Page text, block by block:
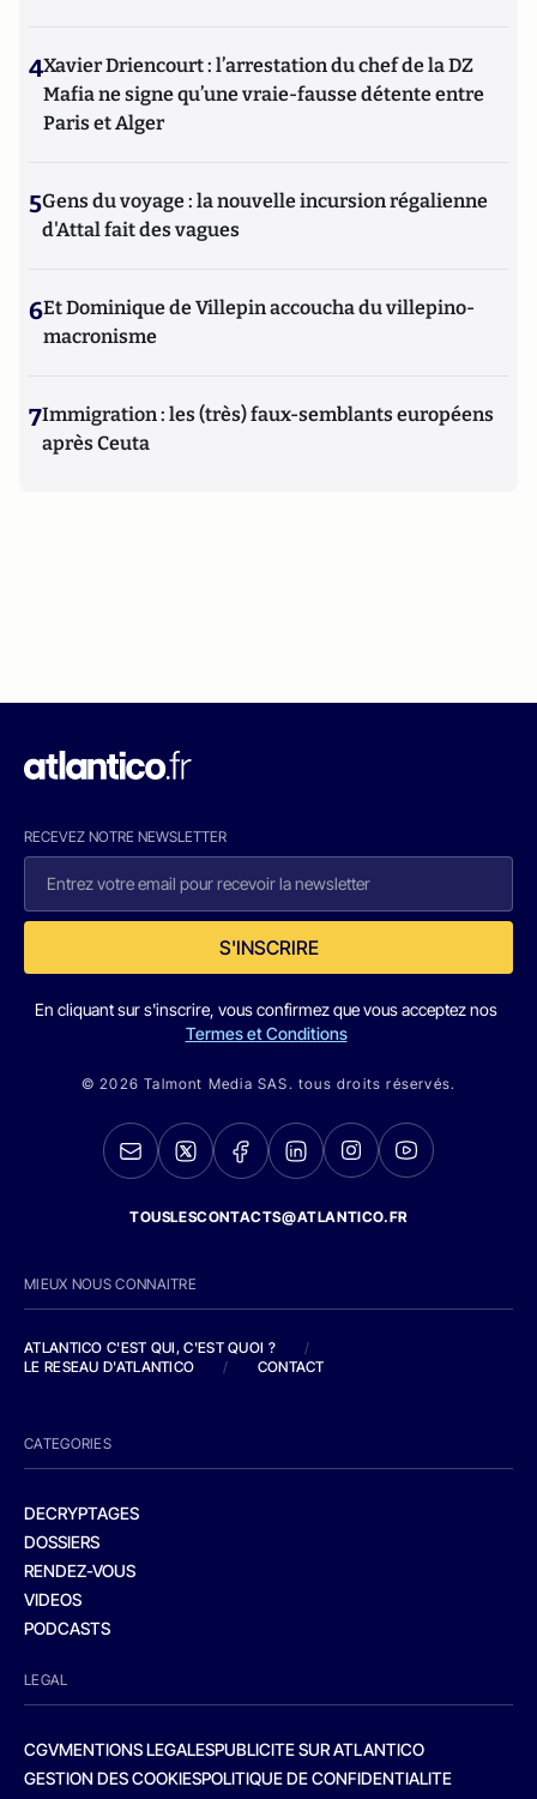
4Xavier Driencourt : l’arrestation du chef de la DZ
Mafia ne signe qu’une vraie-fausse détente entre
Paris et Alger
5Gens du voyage : la nouvelle incursion régalienne
d'Attal fait des vagues
6Et Dominique de Villepin accoucha du villepino-
macronisme
7Immigration : les (très) faux-semblants européens
après Ceuta
RECEVEZ NOTRE NEWSLETTER
S'INSCRIRE
En cliquant sur s'inscrire, vous confirmez que vous acceptez nos
Termes et Conditions
© 2026 Talmont Media SAS. tous droits réservés.
TOUSLESCONTACTS@ATLANTICO.FR
MIEUX NOUS CONNAITRE
ATLANTICO C'EST QUI, C'EST QUOI ?
/
LE RESEAU D'ATLANTICO
/ CONTACT
CATEGORIES
DECRYPTAGES
DOSSIERS
RENDEZ-VOUS
VIDEOS
PODCASTS
LEGAL
CGVMENTIONS LEGALESPUBLICITE SUR ATLANTICO
GESTION DES COOKIESPOLITIQUE DE CONFIDENTIALITE